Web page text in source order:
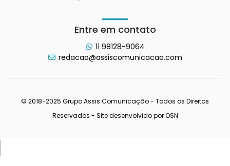
Entre em contato
11 98128-9064
redacao@assiscomunicacao.com
© 2018-2025 Grupo Assis Comunicação - Todos os Direitos
Reservados - Site desenvolvido porOSN